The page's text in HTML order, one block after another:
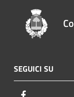
SEGUICI SU